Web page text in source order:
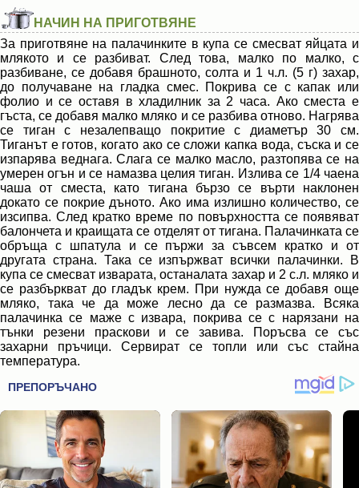
НАЧИН НА ПРИГОТВЯНЕ
За приготвяне на палачинките в купа се смесват яйцата и
млякото и се разбиват. След това, малко по малко, с
разбиване, се добавя брашното, солта и 1 ч.л. (5 г) захар,
до получаване на гладка смес. Покрива се с капак или
фолио и се оставя в хладилник за 2 часа. Ако сместа е
гъста, се добавя малко мляко и се разбива отново. Нагрява
се тиган с незалепващо покритие с диаметър 30 см.
Тиганът е готов, когато ако се сложи капка вода, съска и се
изпарява веднага. Слага се малко масло, разтопява се на
умерен огън и се намазва целия тиган. Излива се 1/4 чаена
чаша от сместа, като тигана бързо се върти наклонен
докато се покрие дъното. Ако има излишно количество, се
изсипва. След кратко време по повърхността се появяват
балончета и краищата се отделят от тигана. Палачинката се
обръща с шпатула и се пържи за съвсем кратко и от
другата страна. Така се изпържват всички палачинки. В
купа се смесват изварата, останалата захар и 2 с.л. мляко и
се разбъркват до гладък крем. При нужда се добавя още
мляко, така че да може лесно да се размазва. Всяка
палачинка се маже с извара, покрива се с нарязани на
тънки резени праскови и се завива. Поръсва се със
захарни пръчици. Сервират се топли или със стайна
температура.